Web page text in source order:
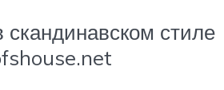
скандинавском стиле